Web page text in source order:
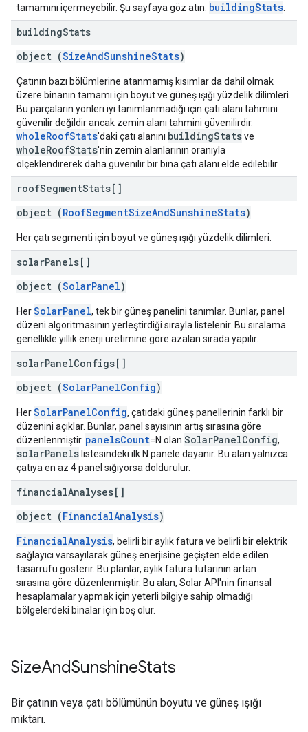
tamamını içermeyebilir. Şu sayfaya göz atın: buildingStats
buildingStats
object (SizeAndSunshineStats)
Çatının bazı bölümlerine atanmamış kısımlar da dahil olmak
üzere binanın tamamı için boyut ve güneş ışığı yüzdelik dilimleri.
Bu parçaların yönleri iyi tanımlanmadığı için çatı alanı tahmini
güvenilir değildir ancak zemin alanı tahmini güvenilirdir.
wholeRoofStats'daki çatı alanını buildingStatsve
wholeRoofStats'nin zemin alanlarının oranıyla
ölçeklendirerek daha güvenilir bir bina çatı alanı elde edilebilir.
roofSegmentStats[]
object (RoofSegmentSizeAndSunshineStats)
Her çatı segmenti için boyut ve güneş ışığı yüzdelik dilimleri.
solarPanels[]
object (SolarPanel)
HerSolarPanel, tek bir güneş panelini tanımlar. Bunlar, panel
düzeni algoritmasının yerleştirdiği sırayla listelenir. Bu sıralama
genellikle yıllık enerji üretimine göre azalan sırada yapılır.
solarPanelConfigs[]
object (SolarPanelConfig)
HerSolarPanelConfig, çatıdaki güneş panellerinin farklı bir
düzenini açıklar. Bunlar, panel sayısının artış sırasına göre
düzenlenmiştir. panelsCount=N olan SolarPanelConfig,
solarPanels listesindeki ilk N panele dayanır. Bu alan yalnızca
çatıya en az 4 panel sığıyorsa doldurulur.
financialAnalyses[]
object (FinancialAnalysis)
FinancialAnalysis, belirli bir aylık fatura ve belirli bir elektrik
sağlayıcı varsayılarak güneş enerjisine geçişten elde edilen
tasarrufu gösterir. Bu planlar, aylık fatura tutarının artan
sırasına göre düzenlenmiştir. Bu alan, Solar API'nin finansal
hesaplamalar yapmak için yeterli bilgiye sahip olmadığı
bölgelerdeki binalar için boş olur.
SizeAndSunshineStats
Bir çatının veya çatı bölümünün boyutu ve güneş ışığı
miktarı.